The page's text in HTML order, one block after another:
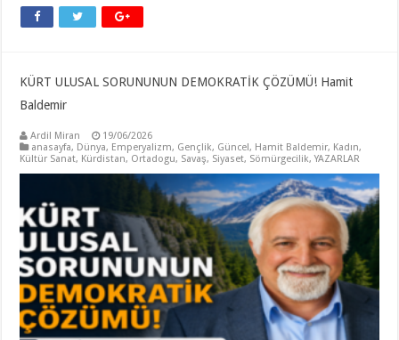
KÜRT ULUSAL SORUNUNUN DEMOKRATİK ÇÖZÜMÜ! Hamit
Baldemir
Ardil Miran
19/06/2026
anasayfa, Dünya, Emperyalizm, Gençlik, Güncel, Hamit Baldemir, Kadın,
Kültür Sanat, Kürdistan, Ortadogu, Savaş, Siyaset, Sömürgecilik,YAZARLAR